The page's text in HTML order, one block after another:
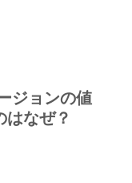
ジョンの値
はなぜ？